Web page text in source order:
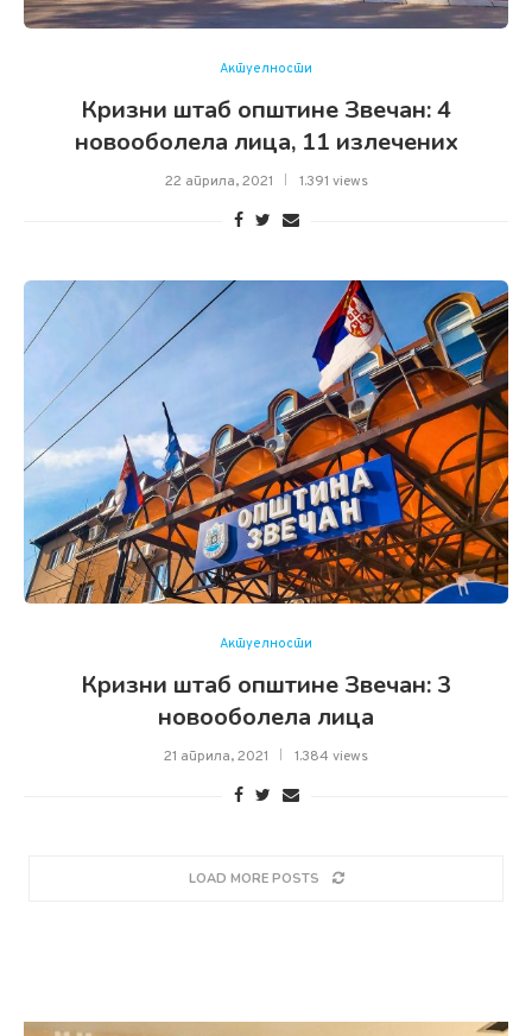
Актуелности
Кризни штаб општине Звечан: 4
новооболелa лица, 11 излечених
22 априла, 2021 1.391 views
Актуелности
Кризни штаб општине Звечан: 3
новооболелa лица
21 априла, 2021 1.384 views
LOAD MORE POSTS